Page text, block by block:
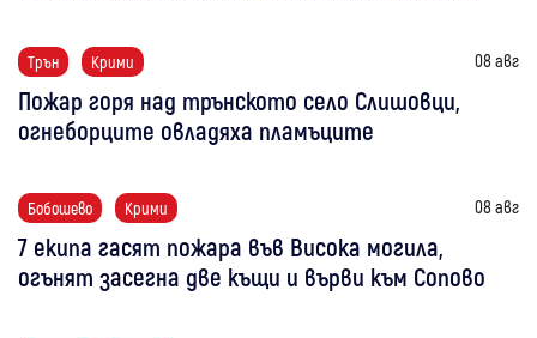
Трън Крими 08 авг
Пожар горя над трънското село Слишовци,
огнеборците овладяха пламъците
Бобошево Крими 08 авг
7 екипа гасят пожара във Висока могила,
огънят засегна две къщи и върви към Сопово